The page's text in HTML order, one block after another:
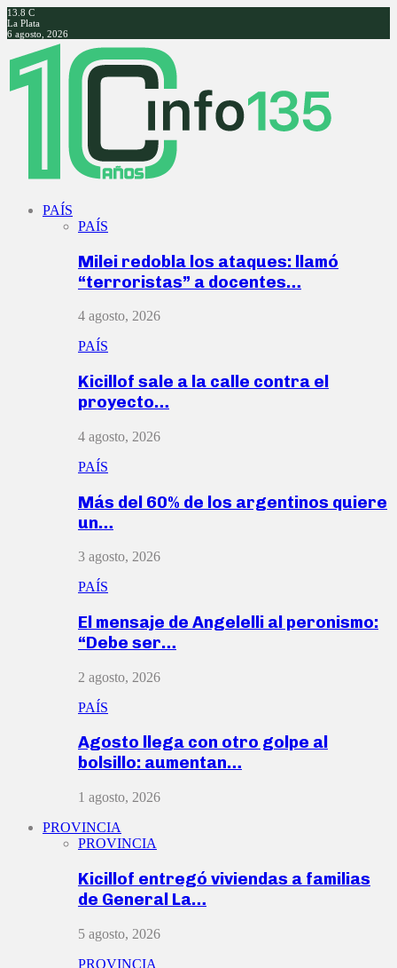
13.8 C
La Plata
6 agosto, 2026
Facebook
Twitter
Instagram
Youtube
PAÍS
PAÍS
Milei redobla los ataques: llamó
“terroristas” a docentes…
4 agosto, 2026
PAÍS
Kicillof sale a la calle contra el
proyecto…
4 agosto, 2026
PAÍS
Más del 60% de los argentinos quiere
un…
3 agosto, 2026
PAÍS
El mensaje de Angelelli al peronismo:
“Debe ser…
2 agosto, 2026
PAÍS
Agosto llega con otro golpe al
bolsillo: aumentan…
1 agosto, 2026
PROVINCIA
PROVINCIA
Kicillof entregó viviendas a familias
de General La…
5 agosto, 2026
PROVINCIA